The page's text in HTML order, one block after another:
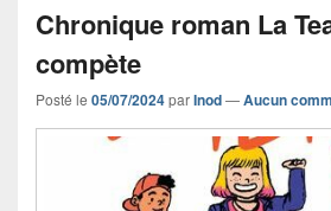
Chronique roman La
compète
Posté le 05/07/2024parInod—Aucun